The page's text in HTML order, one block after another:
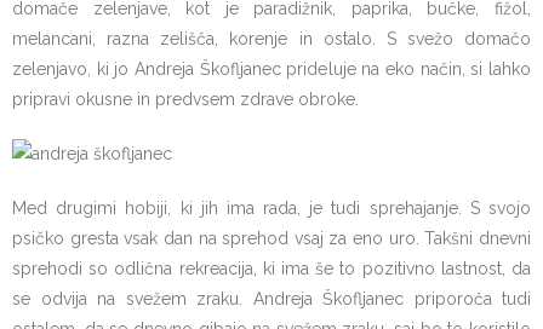
domače zelenjave, kot je paradižnik, paprika, bučke, fižol,
melancani, razna zelišča, korenje in ostalo. S svežo domačo
zelenjavo, ki jo Andreja Škofljanec prideluje na eko način, si lahko
pripravi okusne in predvsem zdrave obroke.
Med drugimi hobiji, ki jih ima rada, je tudi sprehajanje. S svojo
psičko gresta vsak dan na sprehod vsaj za eno uro. Takšni dnevni
sprehodi so odlična rekreacija, ki ima še to pozitivno lastnost, da
se odvija na svežem zraku. Andreja Škofljanec priporoča tudi